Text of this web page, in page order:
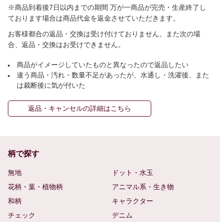
※商品到着後7日以内までの期間 万が一商品が完売・生産終了し
ております場合は商品代金を返金させていただきます。
お客様都合の返品・交換は受け付けておりません。また次の場
合、返品・交換はお受けできません。
商品がイメージしていたものと異なったので返品したい
違う商品・汚れ・数量不足があったが、水通し・洗濯後、また
は裁断後に気が付いた
返品・キャンセルの詳細はこちら
柄で探す
無地
ドット・水玉
花柄・葉・植物柄
アニマル系・生き物
和柄
キャラクター
チェック
デニム